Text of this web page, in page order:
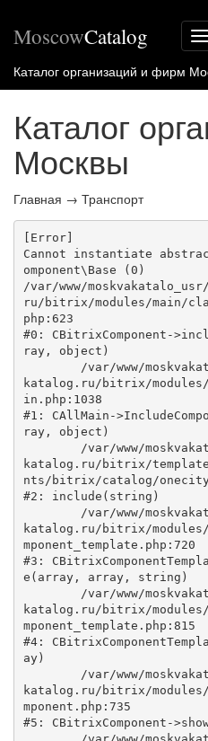
MoscowCatalog
Каталог организаций и фирм
Каталог
Москвы
Главная → Транспорт
[Error]
Cannot instantiate
omponent\Base (0)
/var/www/
ru/bitrix/modules/main/
php:623
#0: CBitrixComponent-
ray, object)
katalog.ru/bitrix/modules/
in.php:1038
#1: CAllMain-
ray, object)
katalog.ru/bitrix/
nts/bitrix/catalog/
#2: include(string)
katalog.ru/bitrix/
mponent_template.php:720
#3:
e(array, array, string)
katalog.ru/bitrix/
mponent_template.php:815
#4:
ay)
katalog.ru/bitrix/
mponent.php:735
#5: CBitrixComponent-